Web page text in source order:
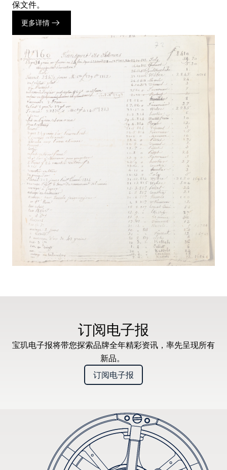
保文件。
更多详情
订阅电子报
宝玑电子报将带您探索品牌全年精彩资讯，率先呈现所有
新品。
订阅电子报